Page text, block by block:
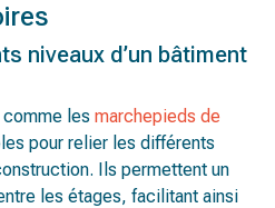
niveaux d’un bâtiment
les marchepieds de
pour relier les différents
Ils permettent un
les étages, facilitant ainsi